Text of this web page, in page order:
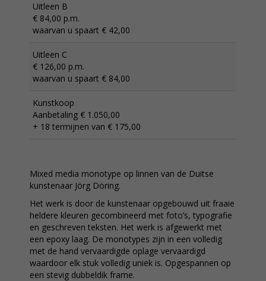
Uitleen B
€ 84,00 p.m.
waarvan u spaart € 42,00
Uitleen C
€ 126,00 p.m.
waarvan u spaart € 84,00
Kunstkoop
Aanbetaling € 1.050,00
+ 18 termijnen van € 175,00
Mixed media monotype op linnen van de Duitse
kunstenaar Jörg Döring.
Het werk is door de kunstenaar opgebouwd uit fraaie
heldere kleuren gecombineerd met foto’s, typografie
en geschreven teksten. Het werk is afgewerkt met
een epoxy laag. De monotypes zijn in een volledig
met de hand vervaardigde oplage vervaardigd
waardoor elk stuk volledig uniek is. Opgespannen op
een stevig dubbeldik frame.